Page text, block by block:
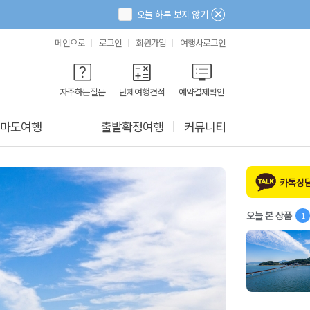
오늘 하루 보지 않기
메인으로 로그인 회원가입 여행사로그인
예약결제확인
단체여행견적
자주하는질문
도여행 출발확정여행 커뮤니티
카톡상
오늘 본 상품 1